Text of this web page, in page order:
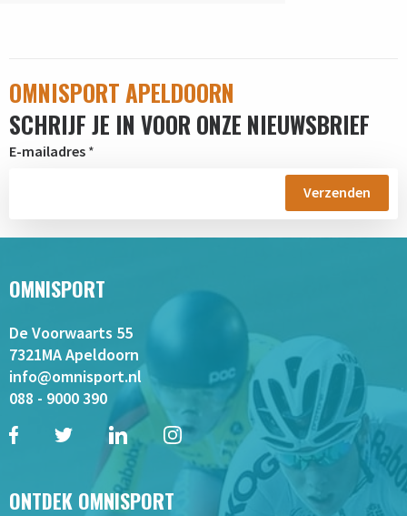
OMNISPORT APELDOORN
SCHRIJF JE IN VOOR ONZE NIEUWSBRIEF
E-mailadres *
OMNISPORT
De Voorwaarts 55
7321MA Apeldoorn
info@omnisport.nl
088 - 9000 390
ONTDEK OMNISPORT